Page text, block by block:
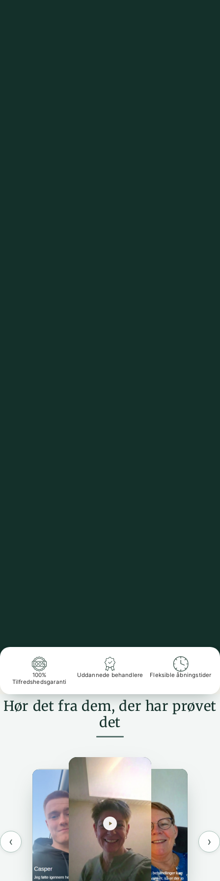
100%
Tilfredshedsgaranti
Uddannede behandlere Fleksible åbningstider
Hør det fra dem, der har prøvet
det
‹ ›